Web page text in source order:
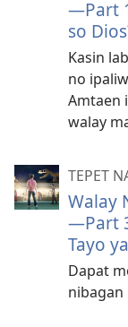
—Part
so
Kasin
no
Amtaen
walay
TEPET
Walay
—Part
Tayo
Dapat
nibagan